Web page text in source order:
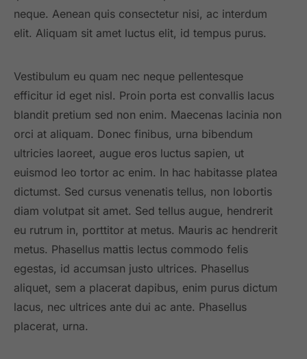
neque. Aenean quis consectetur nisi, ac interdum
elit. Aliquam sit amet luctus elit, id tempus purus.
Vestibulum eu quam nec neque pellentesque
efficitur id eget nisl. Proin porta est convallis lacus
blandit pretium sed non enim. Maecenas lacinia non
orci at aliquam. Donec finibus, urna bibendum
ultricies laoreet, augue eros luctus sapien, ut
euismod leo tortor ac enim. In hac habitasse platea
dictumst. Sed cursus venenatis tellus, non lobortis
diam volutpat sit amet. Sed tellus augue, hendrerit
eu rutrum in, porttitor at metus. Mauris ac hendrerit
metus. Phasellus mattis lectus commodo felis
egestas, id accumsan justo ultrices. Phasellus
aliquet, sem a placerat dapibus, enim purus dictum
lacus, nec ultrices ante dui ac ante. Phasellus
placerat, urna.